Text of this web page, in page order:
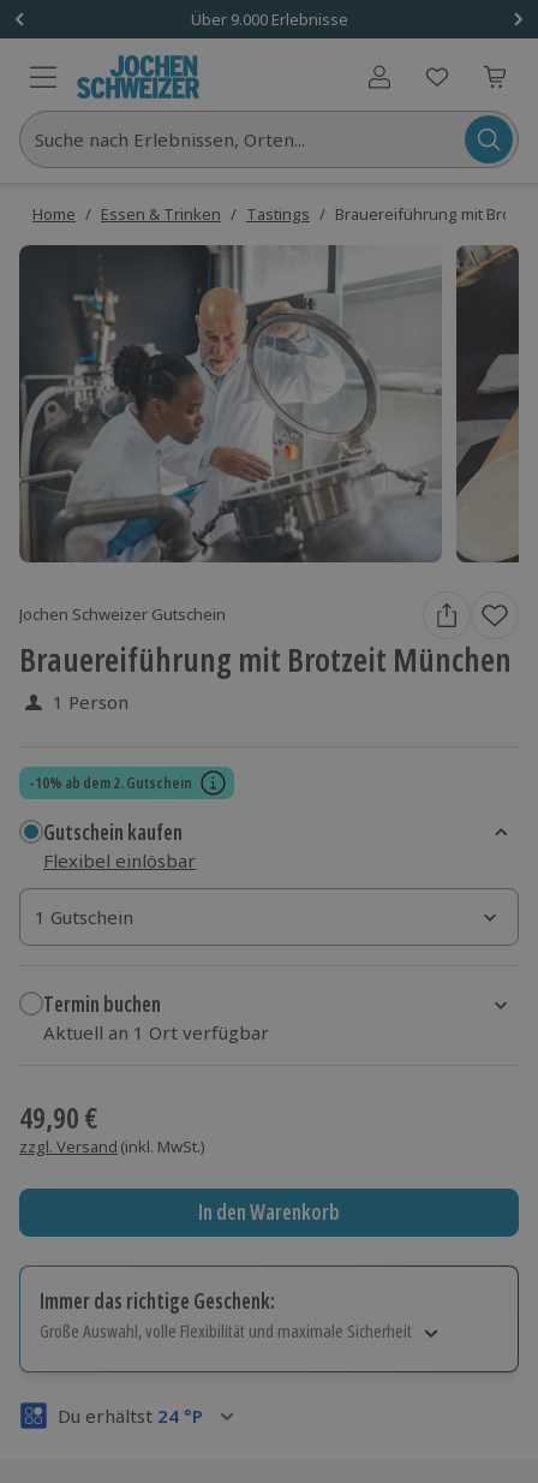
Über 9.000 Erlebnisse
Benutzerkonto
Suche nach Erlebnissen, Orten...
Home / Essen & Trinken / Tastings / Brauereiführung mit
Jochen Schweizer Gutschein
Brauereiführung mit Brotzeit München
1 Person
-10% ab dem 2. Gutschein
Gutschein kaufen
Flexibel einlösbar
1 Gutschein
1 Gutschein
1 Gutschein
Termin buchen
Aktuell an 1 Ort verfügbar
49,90 €
zzgl. Versand (inkl. MwSt.)
In den Warenkorb
Immer das richtige Geschenk:
Große Auswahl, volle Flexibilität und maximale Sicherheit
Volle Flexibilität
Du erhältst 24 °P